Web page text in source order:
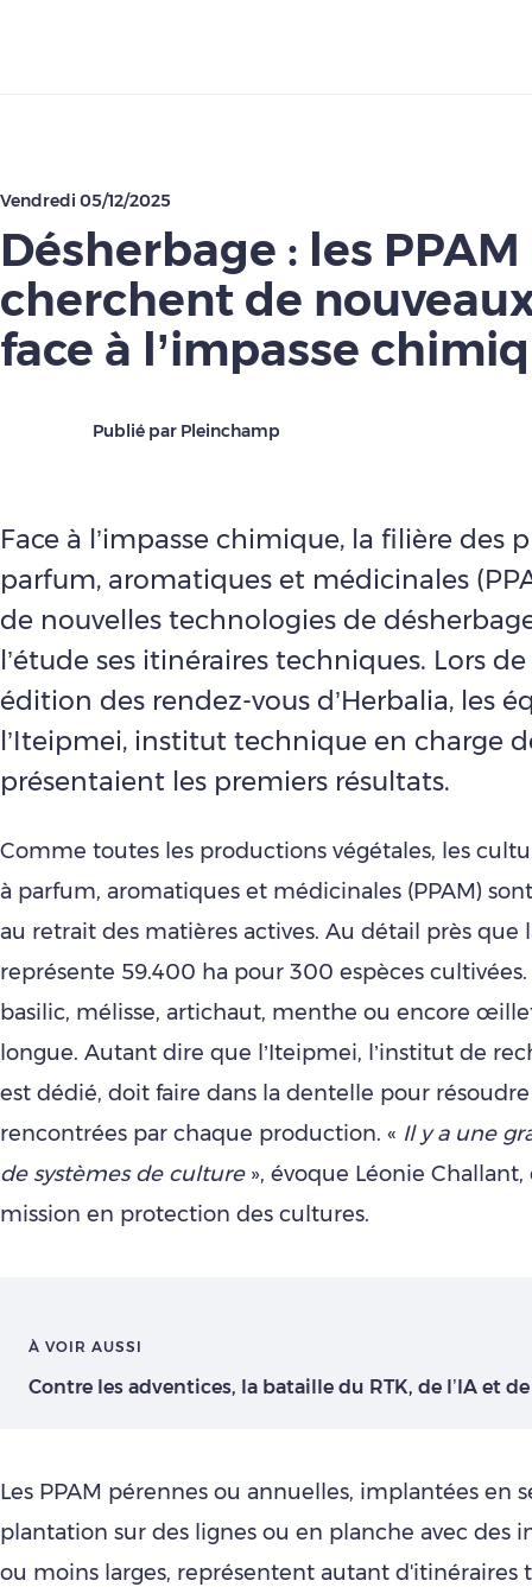
Vendredi 05/12/2025
Désherbage : les PPAM
cherchent de
face à l’impasse
Publié par Pleinchamp
Face à l’impasse chimique, la filière des
parfum, aromatiques et médicinales
de nouvelles technologies de
l’étude ses itinéraires techniques. Lors
édition des rendez-vous d’Herbalia, les
l’Iteipmei, institut technique en charge
présentaient les premiers résultats.
Comme toutes les productions végétales, les
à parfum, aromatiques et médicinales (PPAM)
au retrait des matières actives. Au détail près que
représente 59.400 ha pour 300 espèces cultivées.
basilic, mélisse, artichaut, menthe ou encore
longue. Autant dire que l’Iteipmei, l’institut de
est dédié, doit faire dans la dentelle pour résoudre
rencontrées par chaque production. « Il y a une
de systèmes de culture», évoque Léonie Challant,
mission en protection des cultures.
À VOIR AUSSI
Contre les adventices, la bataille du RTK, de l’IA et
Les PPAM pérennes ou annuelles, implantées en
plantation sur des lignes ou en planche avec des
ou moins larges, représentent autant d'itinéraires